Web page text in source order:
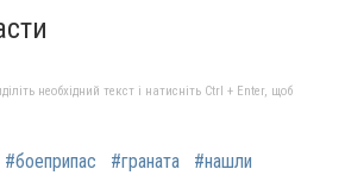
необхідний текст і натисніть Ctrl + Enter, щоб
#боеприпас #граната #нашли